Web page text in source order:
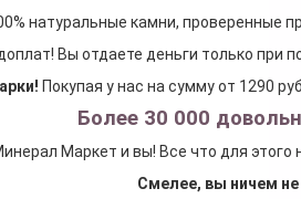
натуральные камни, проверенные
Вы отдаете деньги только при
! Покупая у нас на сумму от 1290
Более 30 000
Маркет и вы! Все что для
Смелее, вы ничем не